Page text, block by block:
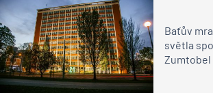
Baťův
světla
Zumtobel